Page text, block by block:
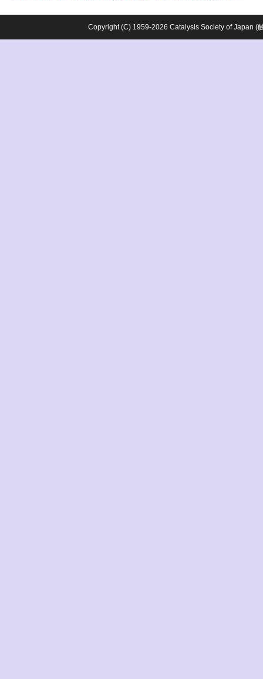
Copyright (C) 1959-2026 Catalysis Society of Japan (